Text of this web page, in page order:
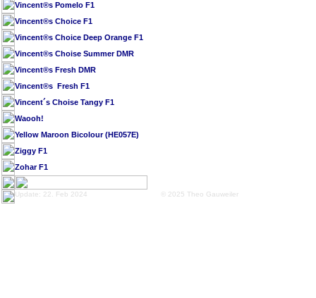
Vincent®s Pomelo F1
Vincent®s Choice F1
Vincent®s Choice Deep Orange F1
Vincent®s Choise Summer DMR
Vincent®s Fresh DMR
Vincent®s Fresh F1
Vincent´s Choise Tangy F1
Waooh!
Yellow Maroon Bicolour (HE057E)
Ziggy F1
Zohar F1
Update: 22. Feb 2024 © 2025 Theo Gauweiler